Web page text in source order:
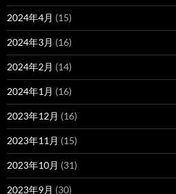
2024年4月 (15)
2024年3月 (16)
2024年2月 (14)
2024年1月 (16)
2023年12月 (16)
2023年11月 (15)
2023年10月 (31)
2023年9月 (30)